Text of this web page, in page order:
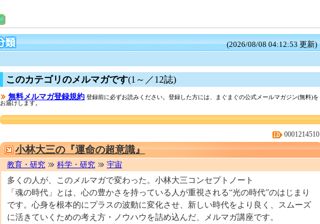
(2026/08/08 04:12:53 更新)
このカテゴリのメルマガです(1～／12誌)
無料メルマガ登録規約 登録前に必ずお読みください。登録した方には、まぐまぐの公式メールマガジン(無料)を
お届けします。
小林大三の『運命の超意識』
教育・研究 科学・研究 宇宙
多くの人が、このメルマガで変わった。小林大三コンセプトノート
「魂の時代」とは、心の豊かさを持っている人が重視される“光の時代”のはじまり
です。心身を根本的にプラスの波動に変化させ、新しい時代をより良く、スムーズ
に活きていくための考え方・ノウハウを詰め込んだ、メルマガ講座です。
0001214510